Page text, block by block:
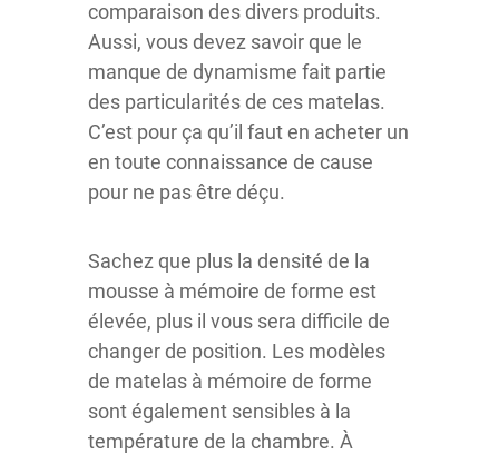
comparaison des divers produits.
Aussi, vous devez savoir que le
manque de dynamisme fait partie
des particularités de ces matelas.
C’est pour ça qu’il faut en acheter un
en toute connaissance de cause
pour ne pas être déçu.
Sachez que plus la densité de la
mousse à mémoire de forme est
élevée, plus il vous sera difficile de
changer de position. Les modèles
de matelas à mémoire de forme
sont également sensibles à la
température de la chambre. À